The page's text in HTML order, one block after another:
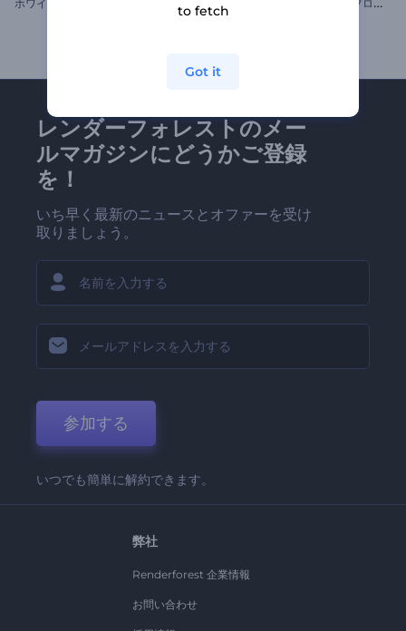
レンダーフォレストのメー
ルマガジンにどうかご登録
を！
いち早く最新のニュースとオファーを受け
取りましょう。
参加する
いつでも簡単に解約できます。
弊社
Renderforest 企業情報
お問い合わせ
to fetch
Got it